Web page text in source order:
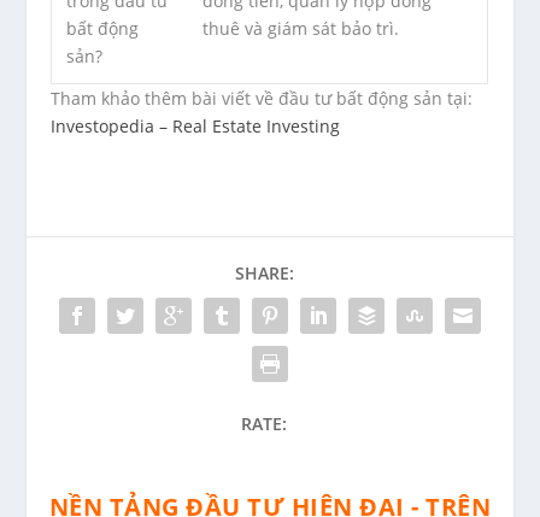
bất động
sản?
thuê và giám sát bảo trì.
Tham khảo thêm bài viết về đầu tư bất động sản tại:
Investopedia – Real Estate Investing
SHARE:
RATE:
NỀN TẢNG ĐẦU TƯ HIỆN ĐẠI - TRÊN